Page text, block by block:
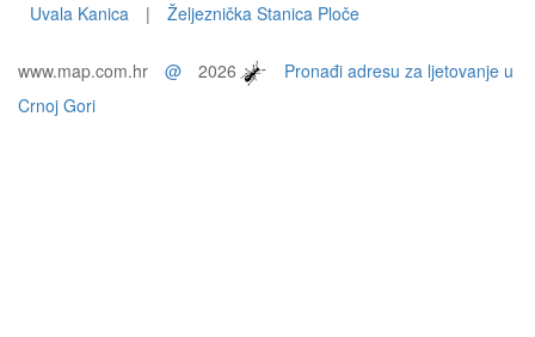
Uvala Kanica
| Željeznička Stanica Ploče
www.map.com.hr @ 2026
Pronađi adresu za ljetovanje u
Crnoj Gori